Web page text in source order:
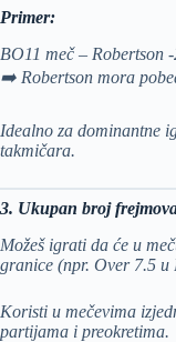
Primer:
BO11 meč – Robertson
➡️ Robertson mora
Idealno za dominantne
takmičara.
3. Ukupan broj
Možeš igrati da će u
granice (npr. Over 7.5 u
Koristi u mečevima
partijama i preokretima.